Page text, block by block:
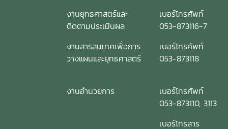
งานยุทธศาสตร์และ
ติดตามประเมินผล
เบอร์โทรศัพท์
053-873116-7
งานสารสนเทศเพื่อการ
วางแผนและยุทธศาสตร์
เบอร์โทรศัพท์
053-873118
งานอำนวยการ
เบอร์โทรศัพท์
053-873110, 3113
เบอร์โทรสาร